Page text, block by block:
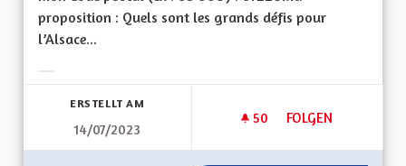
proposition : Quels sont les grands défis pour
l’Alsace...
ERSTELLT AM
14/07/2023
50 50 FOLLOWER
FOLGEN
POUR UNE